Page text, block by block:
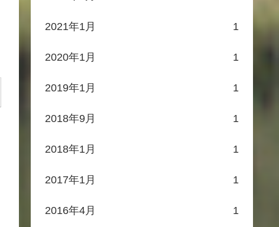
2021年1月 1
2020年1月 1
2019年1月 1
2018年9月 1
2018年1月 1
2017年1月 1
2016年4月 1